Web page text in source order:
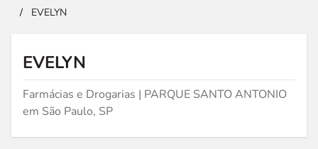
/
EVELYN
EVELYN
Farmácias e Drogarias | PARQUE SANTO ANTONIO
em São Paulo, SP